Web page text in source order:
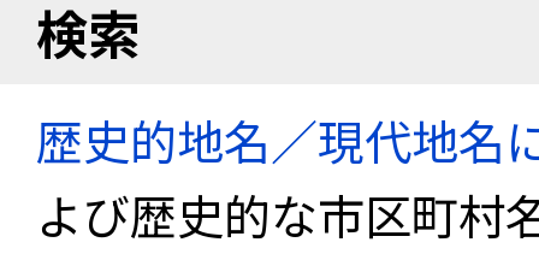
検索
歴史的地名／現代地名
よび歴史的な市区町村